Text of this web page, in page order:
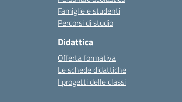
Famiglie e studenti
Percorsi di studio
Didattica
Offerta formativa
Le schede didattiche
I progetti delle classi